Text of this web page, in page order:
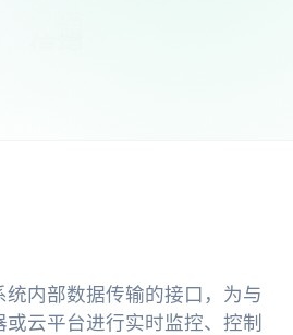
内部数据传输的接口，为与
云平台进行实时监控、控制